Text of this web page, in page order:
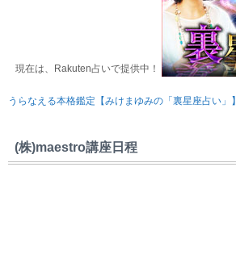
現在は、Rakuten占いで提供中！
うらなえる本格鑑定【みけまゆみの「裏星座占い」】
(株)maestro講座日程